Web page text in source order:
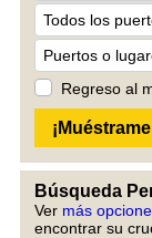
Regreso al
Búsqueda
Ver más
encontrar su